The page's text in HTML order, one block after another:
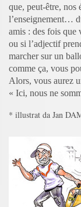
que, peut-être, nos
l’enseignement…
amis : des fois que
ou si l’adjectif
marcher sur un
comme ça, vous
Alors, vous aurez
« Ici, nous ne
* illustrat da Jan